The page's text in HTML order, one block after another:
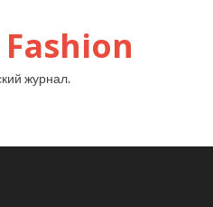
журнал.